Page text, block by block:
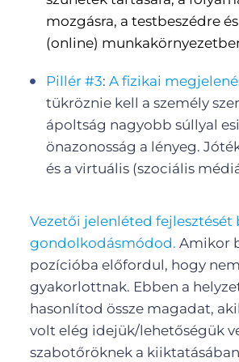
mozgásra, a testbeszédre
(online)
Pillér #3: A fizikai
tükröznie kell a személy
ápoltság nagyobb súllyal
önazonosság a lényeg.
és a virtuális (szociális
Vezetői jelenléted
gondolkodásmódod. Amikor
pozícióba előfordul, hogy
gyakorlottnak. Ebben a
hasonlítod össze magadat,
volt elég idejük/lehetőségük
szabotőröknek a